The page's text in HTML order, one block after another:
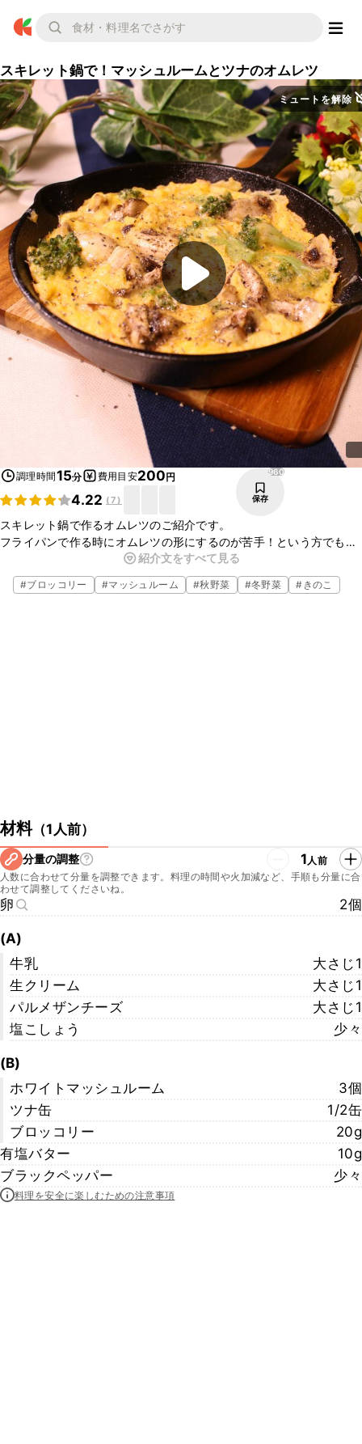
スキレット鍋で！マッシュルームとツナのオムレツ
ミュートを解除
調理時間15分 費用目安200円
4.22 (7)
960
保存
スキレット鍋で作るオムレツのご紹介です。
フライパンで作る時にオムレツの形にするのが苦手！という方でも、
これなら簡単におしゃれなオムレツが作れるので、お友達とのパー
ティーにもとっても重宝すること間違いなしです！
紹介文をすべて見る
#ブロッコリー #マッシュルーム #秋野菜 #冬野菜 # きのこ
材料（1人前）
分量の調整 1人前
人数に合わせて分量を調整できます。料理の時間や火加減など、手順も分量に合
わせて調整してくださいね。
卵 2個
(A)
牛乳
大さじ1
生クリーム
大さじ1
パルメザンチーズ
大さじ1
塩こしょう
少々
(B)
ホワイトマッシュルーム
3個
ツナ缶
1/2缶
ブロッコリー
20g
有塩バター
10g
ブラックペッパー
少々
料理を安全に楽しむための注意事項